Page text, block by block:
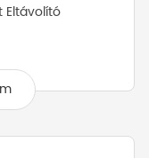
Eltávolító